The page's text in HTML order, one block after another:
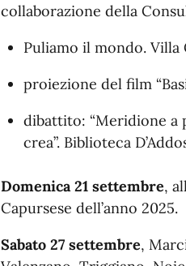
collaborazione della
Puliamo il mondo. Villa
proiezione del film
dibattito: “Meridione a
crea”. Biblioteca
Domenica 21 settembre,
Capursese dell’anno 2025.
Sabato 27 settembre,